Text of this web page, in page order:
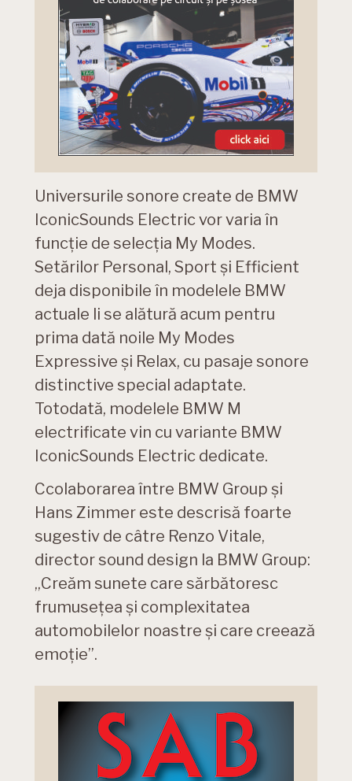
Universurile sonore create de BMW
IconicSounds Electric vor varia în
funcţie de selecţia My Modes.
Setărilor Personal, Sport şi Efficient
deja disponibile în modelele BMW
actuale li se alătură acum pentru
prima dată noile My Modes
Expressive şi Relax, cu pasaje sonore
distinctive special adaptate.
Totodată, modelele BMW M
electrificate vin cu variante BMW
IconicSounds Electric dedicate.
Ccolaborarea între BMW Group şi
Hans Zimmer este descrisă foarte
sugestiv de câtre Renzo Vitale,
director sound design la BMW Group:
„Creăm sunete care sărbătoresc
frumuseţea şi complexitatea
automobilelor noastre şi care creează
emoție”.